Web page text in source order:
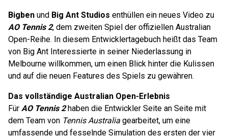
Bigben und Big Ant Studios enthüllen ein neues Video zu
AO Tennis 2, dem zweiten Spiel der offiziellen Australian
Open-Reihe. In diesem Entwicklertagebuch heißt das Team
von Big Ant Interessierte in seiner Niederlassung in
Melbourne willkommen, um einen Blick hinter die Kulissen
und auf die neuen Features des Spiels zu gewähren.
Das vollständige Australian Open-Erlebnis
Für AO Tennis 2haben die Entwickler Seite an Seite mit
dem Team von Tennis Australia gearbeitet, um eine
umfassende und fesselnde Simulation des ersten der vier